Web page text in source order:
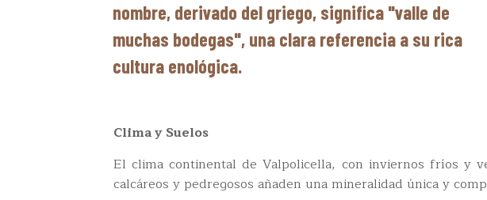
nombre, derivado del griego, significa "valle de
muchas bodegas", una clara referencia a su rica
cultura enológica.
Clima y Suelos
El clima continental de Valpolicella, con inviernos fríos y
calcáreos y pedregosos añaden una mineralidad única y